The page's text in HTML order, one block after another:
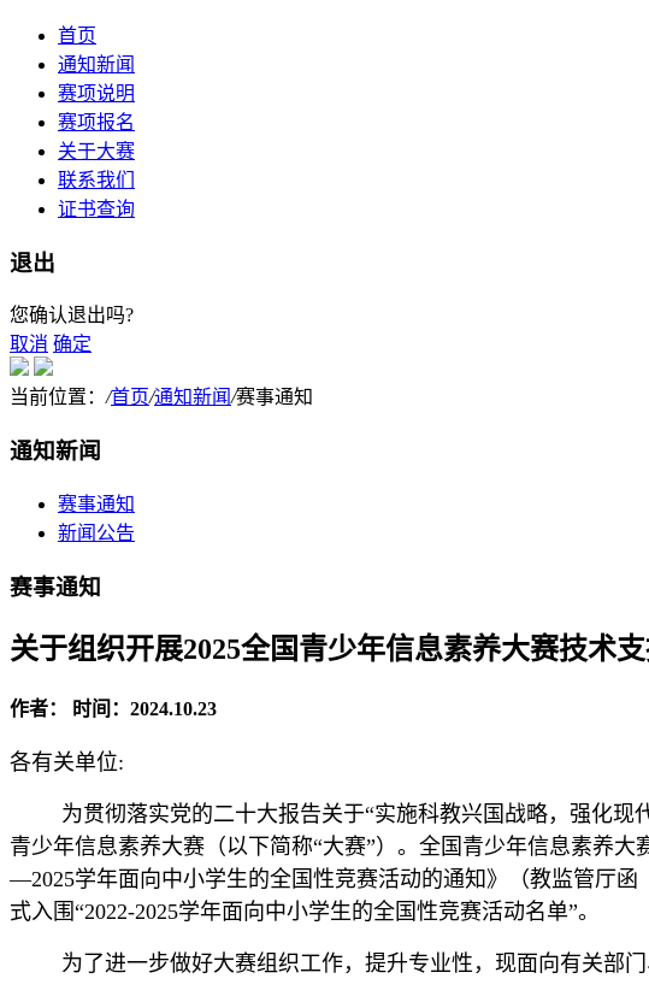
首页
通知新闻
赛项说明
赛项报名
关于大赛
联系我们
证书查询
退出
您确认退出吗?
取消 确定
当前位置：/首页/通知新闻/赛事通知
通知新闻
赛事通知
新闻公告
赛事通知
关于组织开展2025全国青少年信息素养大赛技术
作者： 时间：2024.10.23
各有关单位:
为贯彻落实党的二十大报告关于“实施科教兴国战略，强化现
青少年信息素养大赛（以下简称“大赛”）。全国青少年信息素养大
—2025学年面向中小学生的全国性竞赛活动的通知》（教监管厅
式入围“2022-2025学年面向中小学生的全国性竞赛活动名单”。
为了进一步做好大赛组织工作，提升专业性，现面向有关部